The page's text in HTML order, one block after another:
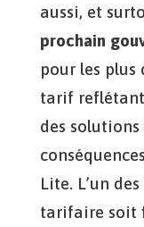
aussi, et
prochain
pour les plus
tarif
des
Lite. L’un
tarifaire soit